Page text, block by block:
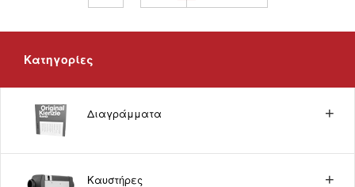
Κατηγορίες
Διαγράμματα
Καυστήρες